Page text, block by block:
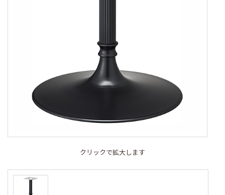
クリックで拡大します